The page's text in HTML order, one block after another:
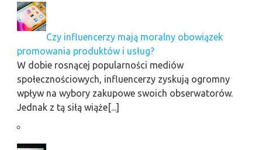
Czy influencerzy mają moralny obowiązek
promowania produktów i usług?
W dobie rosnącej popularności mediów
społecznościowych, influencerzy zyskują ogromny
wpływ na wybory zakupowe swoich obserwatorów.
Jednak z tą siłą wiąże[...]